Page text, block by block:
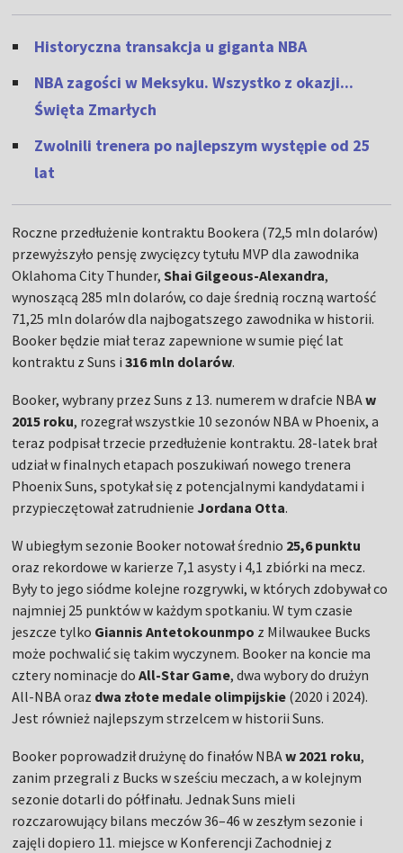
Historyczna transakcja u giganta NBA
NBA zagości w Meksyku. Wszystko z okazji...
Święta Zmarłych
Zwolnili trenera po najlepszym występie od 25
lat
Roczne przedłużenie kontraktu Bookera (72,5 mln dolarów)
przewyższyło pensję zwycięzcy tytułu MVP dla zawodnika
Oklahoma City Thunder,Shai Gilgeous-Alexandra,
wynoszącą 285 mln dolarów, co daje średnią roczną wartość
71,25 mln dolarów dla najbogatszego zawodnika w historii.
Booker będzie miał teraz zapewnione w sumie pięć lat
kontraktu z Suns i316 mln dolarów.
Booker, wybrany przez Suns z 13. numerem w drafcie NBAw
2015 roku, rozegrał wszystkie 10 sezonów NBA w Phoenix, a
teraz podpisał trzecie przedłużenie kontraktu. 28-latek brał
udział w finalnych etapach poszukiwań nowego trenera
Phoenix Suns, spotykał się z potencjalnymi kandydatami i
przypieczętował zatrudnienie Jordana Otta.
W ubiegłym sezonie Booker notował średnio 25,6 punktu
oraz rekordowe w karierze 7,1 asysty i 4,1 zbiórki na mecz.
Były to jego siódme kolejne rozgrywki, w których zdobywał co
najmniej 25 punktów w każdym spotkaniu. W tym czasie
jeszcze tylko Giannis Antetokounmpo z Milwaukee Bucks
może pochwalić się takim wyczynem. Booker na koncie ma
cztery nominacje doAll-Star Game, dwa wybory do drużyn
All-NBA oraz dwa złote medale olimpijskie (2020 i 2024).
Jest również najlepszym strzelcem w historii Suns.
Booker poprowadził drużynę do finałów NBAw 2021 roku,
zanim przegrali z Bucks w sześciu meczach, a w kolejnym
sezonie dotarli do półfinału. Jednak Suns mieli
rozczarowujący bilans meczów 36–46 w zeszłym sezonie i
zajęli dopiero 11. miejsce w Konferencji Zachodniej z